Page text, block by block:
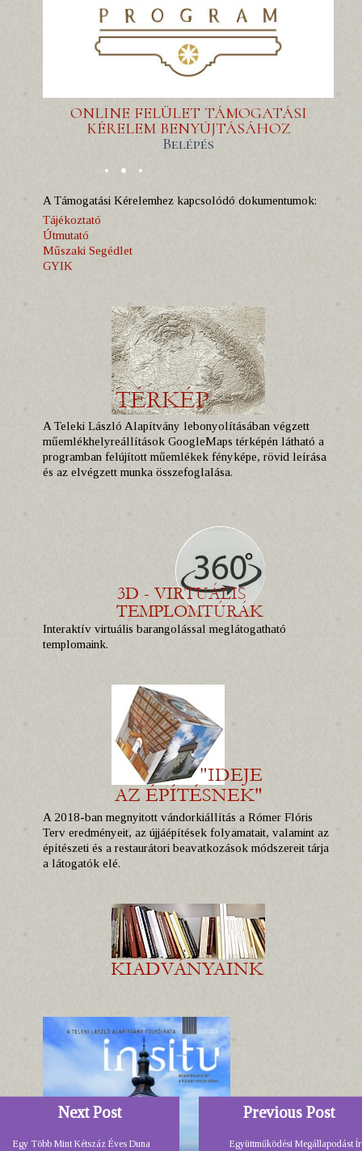
ONLINE FELÜLET TÁMOGATÁSI
KÉRELEM BENYÚJTÁSÁHOZ
Belépés
A Támogatási Kérelemhez kapcsolódó dokumentumok:
Tájékoztató
Útmutató
Műszaki Segédlet
GYIK
A Teleki László Alapítvány lebonyolításában végzett
műemlékhelyreállítások GoogleMaps térképén látható a
programban felújított műemlékek fényképe, rövid leírása
és az elvégzett munka összefoglalása.
Interaktív virtuális barangolással meglátogatható
templomaink.
A 2018-ban megnyitott vándorkiállítás a Rómer Flóris
Terv eredményeit, az újjáépítések folyamatait, valamint az
építészeti és a restaurátori beavatkozások módszereit tárja
a látogatók elé.
Previous Post
Együttműködési Megállapodást
Next Post
Egy Több Mint Kétszáz Éves Duna